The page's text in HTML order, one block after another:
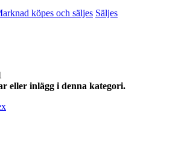
köpes och säljes Säljes
eller inlägg i denna kategori.